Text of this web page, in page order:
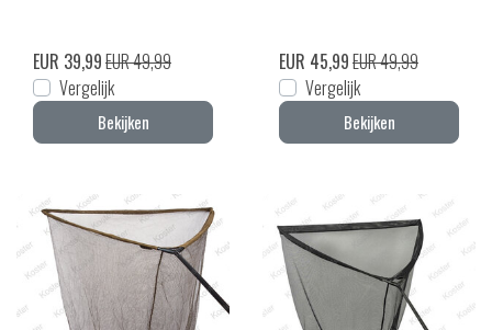
EUR 39,99EUR 49,99
Vergelijk
Bekijken
EUR 45,99EUR 49,99
Vergelijk
Bekijken